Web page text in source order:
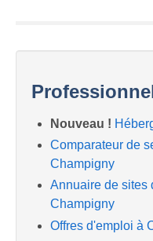
Nouveau !
Comparateur de
Champigny
Annuaire de sites
Champigny
Offres d'emploi à